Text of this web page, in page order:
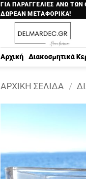
ΓΙΑ ΠΑΡΑΓΓΕΛΙΕΣ ΑΝΩ ΤΩΝ
ΔΩΡΕΑΝ ΜΕΤΑΦΟΡΙΚΑ!
Αρχική Διακοσμητικά
ΑΡΧΙΚΉ ΣΕΛΊΔΑ /